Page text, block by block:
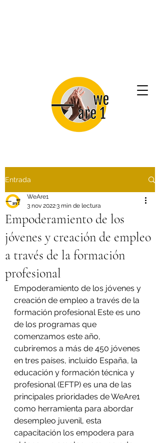
Entrada
Empoderamiento de los
jóvenes y creación de empleo
a través de la formación
profesional
WeAre1
3 nov 20223 min de lectura
Empoderamiento de los jóvenes y
creación de empleo a través de la
formación profesional Este es uno
de los programas que
comenzamos este año,
cubriremos a más de 450 jóvenes
en tres países, incluido España, la
educación y formación técnica y
profesional (EFTP) es una de las
principales prioridades de WeAre1
como herramienta para abordar
desempleo juvenil, esta
capacitación los empodera para